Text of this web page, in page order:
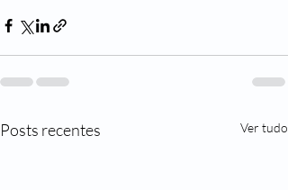
Posts recentes Ver tudo